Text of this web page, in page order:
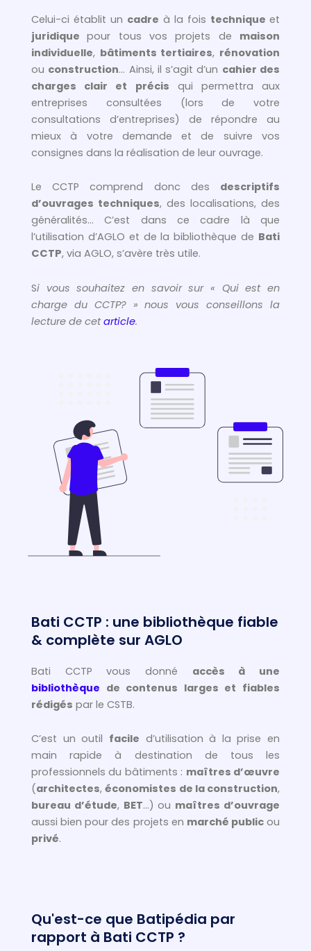
Celui-ci établit un cadre à la fois technique et
juridiquepour tous vos projets de maison
individuelle, bâtiments tertiaires, rénovation
ou construction… Ainsi, il s’agit d’un cahier des
charges clair et précis qui permettra aux
entreprises consultées (lors de votre
consultations d’entreprises) de répondre au
mieux à votre demande et de suivre vos
consignes dans la réalisation de leur ouvrage.
Le CCTP comprend donc des descriptifs
d’ouvrages techniques, des localisations, des
généralités… C’est dans ce cadre là que
l’utilisation d’AGLO et de la bibliothèque de Bati
CCTP, via AGLO, s’avère très utile.
Si vous souhaitez en savoir sur « Qui est en
charge du CCTP? » nous vous conseillons la
lecture de cetarticle.
Bati CCTP : une bibliothèque fiable
& complète sur AGLO
Bati CCTP vous donné accès à une
bibliothèque de contenus larges et fiables
rédigés par le CSTB.
C’est un outil facile d’utilisation à la prise en
main rapide à destination de tous les
professionnels du bâtiments : maîtres d’œuvre
(architectes,économistes de la construction,
bureau d’étude, BET…) ou maîtres d’ouvrage
aussi bien pour des projets en marché publicou
privé.
Qu'est-ce que Batipédia par
rapport à Bati CCTP ?